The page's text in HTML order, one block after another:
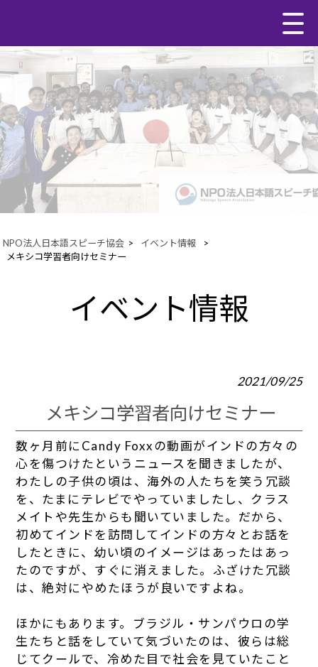
NPO法人日本語スピーチ協会 > イベント情報
>
メキシコ学習者向けセミナー
イベント情報
2021/09/25
メキシコ学習者向けセミナー
数ヶ月前にCandy Foxxの動画がインドの方々の
心を傷つけたというニュースを聞きましたが、
わたしの子供の頃は、海外の人たちを笑う冗談
を、たまにテレビでやっていましたし、クラス
メイトや先生からも聞いていました。だから、
初めてインドを訪問してインドの方々とお話を
したときに、幼い頃のイメージはあったはあっ
たのですが、すぐに消えました。ふざけた冗談
は、絶対にやめたほうが良いですよね。
ほかにもあります。ブラジル・サンパウロの学
生たちと話をしていて気づいたのは、彼らは総
じてクールで、冷めた目で社会を見ていたこと